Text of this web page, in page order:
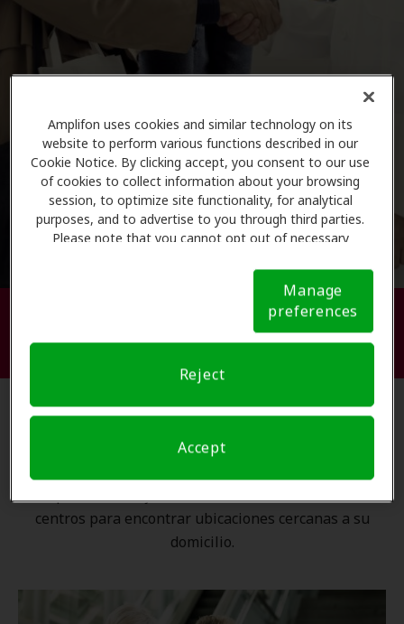
Amplifon uses cookies and similar technology on its
website to perform various functions described in our
Cookie Notice. By clicking accept, you consent to our use
of cookies to collect information about your browsing
session, to optimize site functionality, for analytical
purposes, and to advertise to you through third parties.
Please note that you cannot opt out of necessary
Notice (link here below). If you are using an opt-out
preference signal, we will honor that signal. Cookie
Manage
preferences
Reject
Accept
Busque su centro de atención
auditiva.
Gracias a nuestra
, ningún proveedor de
centros para encontrar ubicaciones cercanas a su
domicilio.